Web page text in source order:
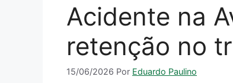
Acidente na
retenção no
15/06/2026 Por Eduardo Paulino